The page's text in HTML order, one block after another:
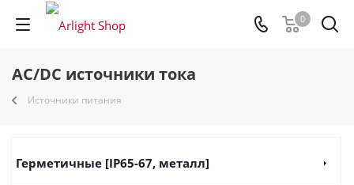
0
AC/DC источники тока
Источники питания
Герметичные [IP65-67, металл]